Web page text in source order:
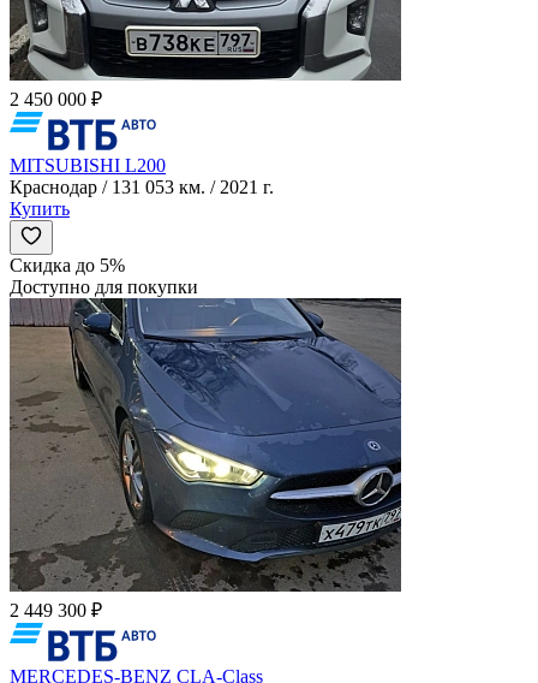
2 450 000 ₽
MITSUBISHI L200
Краснодар / 131 053 км. / 2021 г.
Купить
Скидка до 5%
Доступно для покупки
2 449 300 ₽
MERCEDES-BENZ CLA-Class